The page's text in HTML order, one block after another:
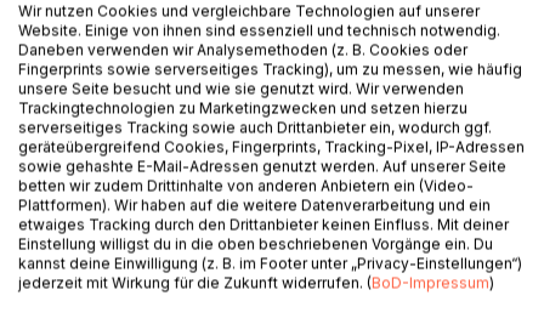
»Irgendwie war er ganz anders, als sie ihn sich vom Fenster
aus vorgestellt hatte. Jetzt sah sie sein Gesicht, und es
war, als hätte sie aus einer verkrusteten Oberfläche eine
Stelle herausgekratzt.«
Seit Jahren beobachtet Martina einen Obdachlosen, der in
ihrer Altstadtgasse übernachtet. Eines Tages findet sie ihn
bewusstlos in der Kälte und rettet ihm das Leben. Sie lernt
den Mann kennen, der vor ihrer Haustür gestrandet ist.
Zaghaft entwickeln sie Gefühle füreinander. Doch kann es
wirklich Liebe sein? Oder meldet sich ihr Helfersyndrom,
Wir nutzen Cookies und vergleichbare Technologien auf unserer
Website. Einige von ihnen sind essenziell und technisch notwendig.
Daneben verwenden wir Analysemethoden (z. B. Cookies oder
Fingerprints sowie serverseitiges Tracking), um zu messen, wie häufig
unsere Seite besucht und wie sie genutzt wird. Wir verwenden
Trackingtechnologien zu Marketingzwecken und setzen hierzu
serverseitiges Tracking sowie auch Drittanbieter ein, wodurch ggf.
geräteübergreifend Cookies, Fingerprints, Tracking-Pixel, IP-Adressen
sowie gehashte E-Mail-Adressen genutzt werden. Auf unserer Seite
betten wir zudem Drittinhalte von anderen Anbietern ein (Video-
Plattformen). Wir haben auf die weitere Datenverarbeitung und ein
etwaiges Tracking durch den Drittanbieter keinen Einfluss. Mit deiner
Einstellung willigst du in die oben beschriebenen Vorgänge ein. Du
kannst deine Einwilligung (z. B. im Footer unter „Privacy-Einstellungen“)
jederzeit mit Wirkung für die Zukunft widerrufen. (BoD-Impressum)